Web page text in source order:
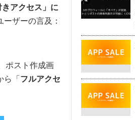
アクセス」に
ザーの言及：
ポスト作成画
ら「フルアクセ